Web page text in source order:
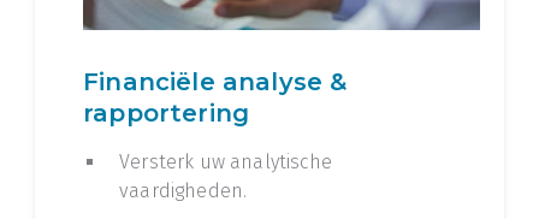
Financiële analyse &
rapportering
Versterk uw analytische
vaardigheden.